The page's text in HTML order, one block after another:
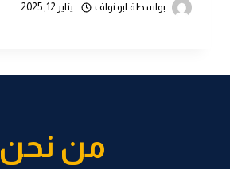
بواسطة ابو نواف يناير 12, 2025
من نحن